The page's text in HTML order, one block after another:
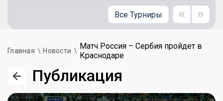
Все Турниры
Главная Новости
Матч Россия – Сербия пройдет в
Краснодаре
Публикация